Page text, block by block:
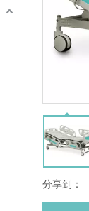
分享到：